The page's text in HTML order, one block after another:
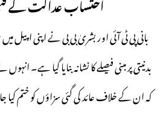
بانی پی ٹی آئی اور بشریٰ بی بی نے اپنی اپیل
بدنیتی پر مبنی فیصلے کا نشانہ بنایا گیا ہے۔
کہ ان کے خلاف عائد کی گئی سزاؤں کو ختم